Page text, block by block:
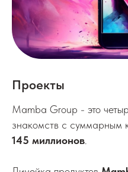
Проекты
Mamba Group - это
знакомств с суммарным
145 миллионов